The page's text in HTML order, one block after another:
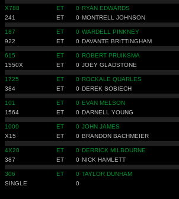
X788 ET 0 RYAN EDWARDS
241
ET 0 MONTRELL JOHNSON
187 ET 0 WARDELL PINKNEY
922
ET 0 DAVANTE BRITTINGHAM
615 ET 0 ROBERT PRUIKSMA
1550X
ET 0 JOEY GLADSTONE
1725 ET 0 ROCKALE QUARLES
384
ET 0 DEREK SOBIECH
101 ET 0 EVAN MELSON
1564
ET 0 DARNELL YOUNG
1009 ET 0 JOHN JAMES
X15
ET 0 BRANDON BACHMEIER
4X20 ET 0 DERRICK MILBOURNE
387
ET 0 NICK HAMLETT
306 ET 0 TAYLOR DUNHAM
SINGLE
0